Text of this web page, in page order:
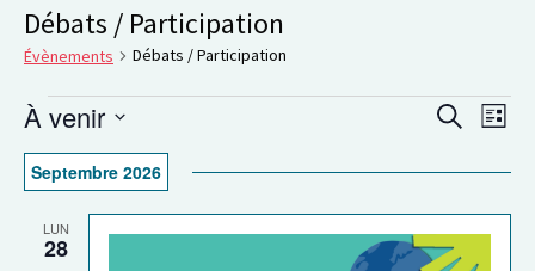
Débats / Participation
Évènements Débats / Participation
Évènements
Recherche
Liste
À venir
Sélectionnez
une
Septembre 2026
LUN
28